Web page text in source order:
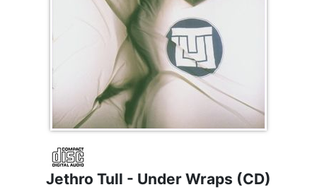
Jethro Tull - Under Wraps (CD)